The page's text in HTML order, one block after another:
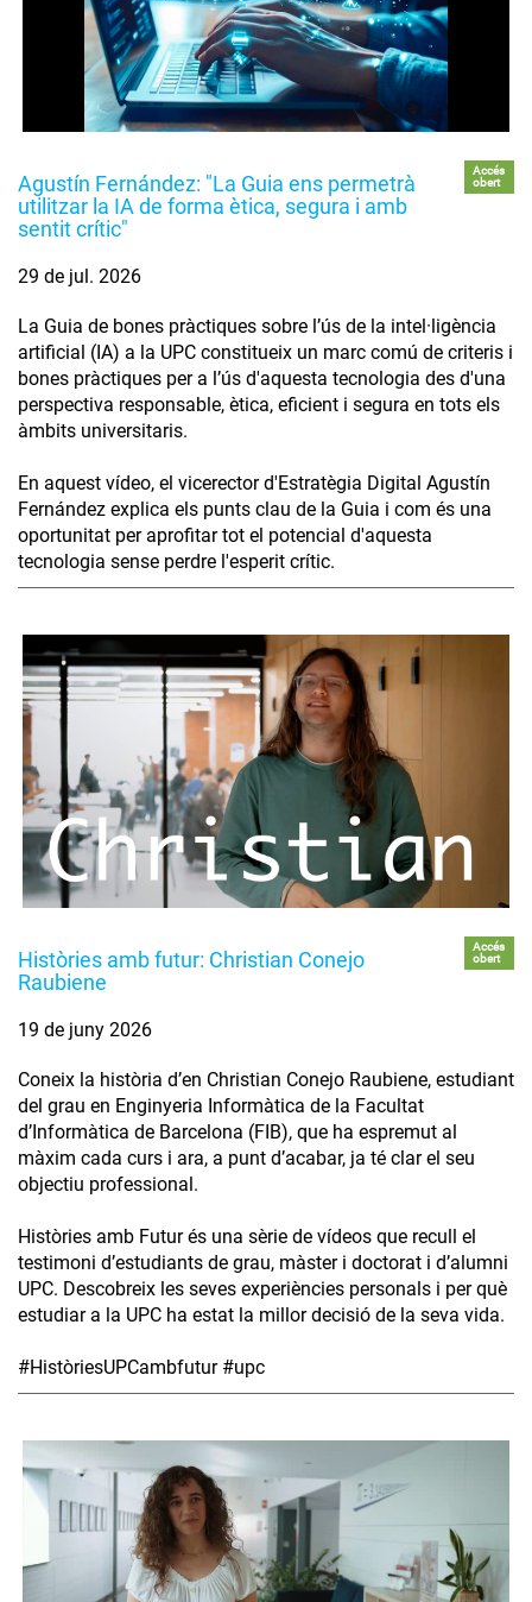
Agustín Fernández: "La Guia ens permetrà
utilitzar la IA de forma ètica, segura i amb
sentit crític"
Accés
obert
29 de jul. 2026
La Guia de bones pràctiques sobre l’ús de la intel·ligència
artificial (IA) a la UPC constitueix un marc comú de criteris i
bones pràctiques per a l’ús d'aquesta tecnologia des d'una
perspectiva responsable, ètica, eficient i segura en tots els
àmbits universitaris.
En aquest vídeo, el vicerector d'Estratègia Digital Agustín
Fernández explica els punts clau de la Guia i com és una
oportunitat per aprofitar tot el potencial d'aquesta
tecnologia sense perdre l'esperit crític.
Històries amb futur: Christian Conejo
Raubiene
Accés
obert
19 de juny 2026
Coneix la història d’en Christian Conejo Raubiene, estudiant
del grau en Enginyeria Informàtica de la Facultat
d’Informàtica de Barcelona (FIB), que ha espremut al
màxim cada curs i ara, a punt d’acabar, ja té clar el seu
objectiu professional.
Històries amb Futur és una sèrie de vídeos que recull el
testimoni d’estudiants de grau, màster i doctorat i d’alumni
UPC. Descobreix les seves experiències personals i per què
estudiar a la UPC ha estat la millor decisió de la seva vida.
#HistòriesUPCambfutur #upc